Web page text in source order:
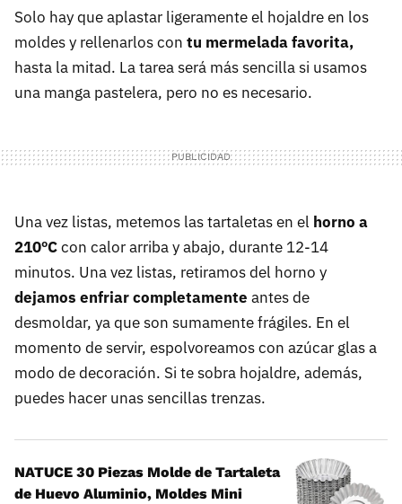
Solo hay que aplastar ligeramente el hojaldre en los
moldes y rellenarlos con tu mermelada favorita,
hasta la mitad. La tarea será más sencilla si usamos
una manga pastelera, pero no es necesario.
Una vez listas, metemos las tartaletas en el horno a
210ºCcon calor arriba y abajo, durante 12-14
minutos. Una vez listas, retiramos del horno y
dejamos enfriar completamente antes de
desmoldar, ya que son sumamente frágiles. En el
momento de servir, espolvoreamos con azúcar glas a
modo de decoración. Si te sobra hojaldre, además,
puedes hacer unas sencillas trenzas.
NATUCE 30 Piezas Molde de Tartaleta
de Huevo Aluminio, Moldes Mini